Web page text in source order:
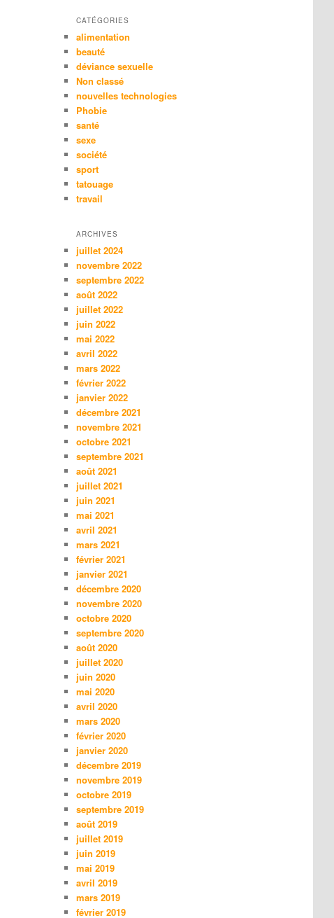
CATÉGORIES
alimentation
beauté
déviance sexuelle
Non classé
nouvelles technologies
Phobie
santé
sexe
société
sport
tatouage
travail
ARCHIVES
juillet 2024
novembre 2022
septembre 2022
août 2022
juillet 2022
juin 2022
mai 2022
avril 2022
mars 2022
février 2022
janvier 2022
décembre 2021
novembre 2021
octobre 2021
septembre 2021
août 2021
juillet 2021
juin 2021
mai 2021
avril 2021
mars 2021
février 2021
janvier 2021
décembre 2020
novembre 2020
octobre 2020
septembre 2020
août 2020
juillet 2020
juin 2020
mai 2020
avril 2020
mars 2020
février 2020
janvier 2020
décembre 2019
novembre 2019
octobre 2019
septembre 2019
août 2019
juillet 2019
juin 2019
mai 2019
avril 2019
mars 2019
février 2019